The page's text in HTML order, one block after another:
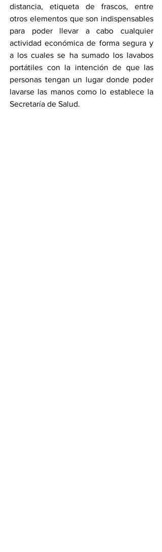
distancia, etiqueta de frascos, entre
otros elementos que son indispensables
para poder llevar a cabo cualquier
actividad económica de forma segura y
a los cuales se ha sumado los lavabos
portátiles con la intención de que las
personas tengan un lugar donde poder
lavarse las manos como lo establece la
Secretaría de Salud.